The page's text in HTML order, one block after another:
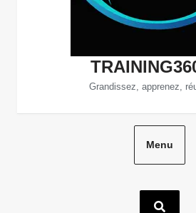
Grandissez, apprenez,
Menu